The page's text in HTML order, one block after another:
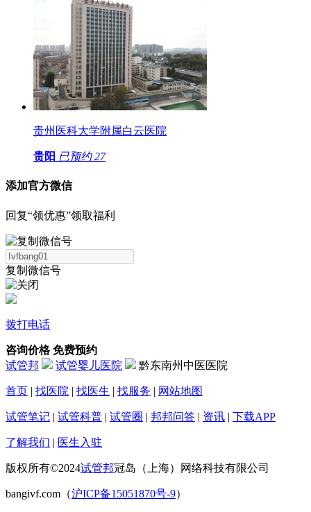
贵州医科大学附属白云医院
贵阳 已预约 27
添加官方微信
回复“领优惠”领取福利
复制微信号
拨打电话
咨询价格 免费预约
试管邦
试管婴儿医院 黔东南州中医医院
首页 | 找医院 | 找医生 | 找服务 | 网站地图
试管笔记 | 试管科普 | 试管圈 | 邦邦问答 | 资讯 | 下载APP
了解我们 | 医生入驻
版权所有©2024试管邦冠岛（上海）网络科技有限公司
bangivf.com（沪ICP备15051870号-9）